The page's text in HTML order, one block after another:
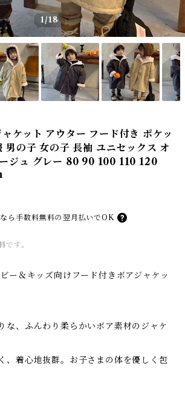
1/18
ケット アウター フード付き ポケッ
男の子 女の子 長袖 ユニセックス オ
ジュ グレー 80 90 100 110 120
なら 手数料無料の 翌月払いでOK
です。
ー＆キッズ向けフード付きボアジャケッ
な、ふんわり柔らかいボア素材のジャケ
、着心地抜群。お子さまの体を優しく包